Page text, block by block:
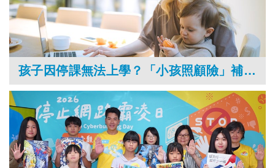
孩子因停課無法上學？「小孩照顧險」補償家長請假扣薪的經濟負擔！